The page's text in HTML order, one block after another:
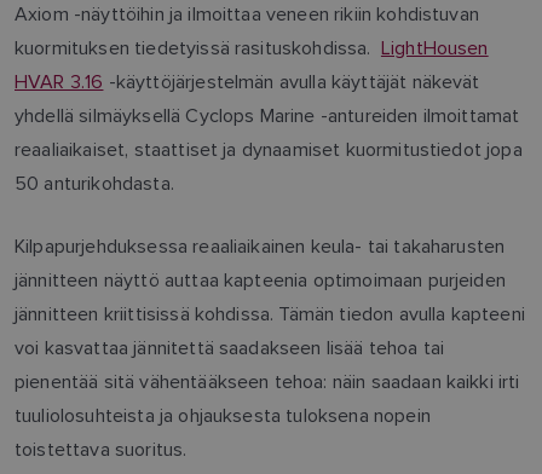
Axiom -näyttöihin ja ilmoittaa veneen rikiin kohdistuvan
kuormituksen tiedetyissä rasituskohdissa. LightHousen
HVAR 3.16 -käyttöjärjestelmän avulla käyttäjät näkevät
yhdellä silmäyksellä Cyclops Marine -antureiden ilmoittamat
reaaliaikaiset, staattiset ja dynaamiset kuormitustiedot jopa
50 anturikohdasta.
Kilpapurjehduksessa reaaliaikainen keula- tai takaharusten
jännitteen näyttö auttaa kapteenia optimoimaan purjeiden
jännitteen kriittisissä kohdissa. Tämän tiedon avulla kapteeni
voi kasvattaa jännitettä saadakseen lisää tehoa tai
pienentää sitä vähentääkseen tehoa: näin saadaan kaikki irti
tuuliolosuhteista ja ohjauksesta tuloksena nopein
toistettava suoritus.